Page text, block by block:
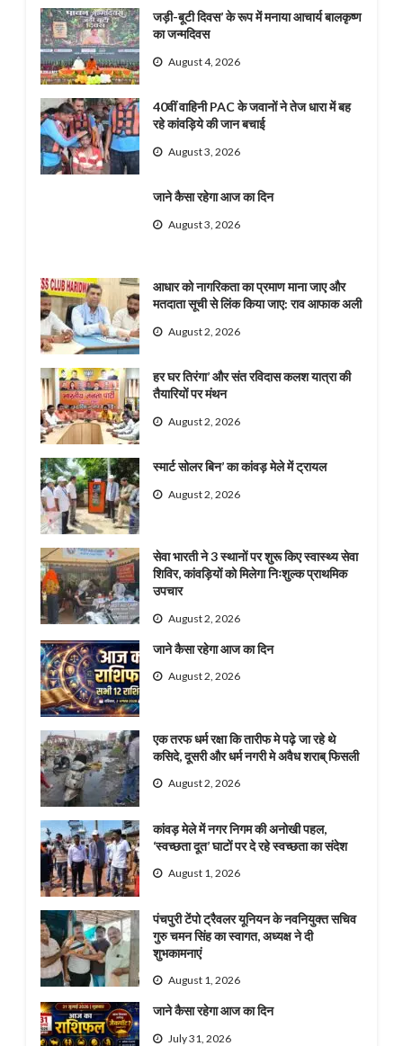
जड़ी-बूटी दिवस’ के रूप में मनाया आचार्य बालकृष्ण
का जन्मदिवस
August 4, 2026
40वीं वाहिनी PAC के जवानों ने तेज धारा में बह
रहे कांवड़िये की जान बचाई
August 3, 2026
जाने कैसा रहेगा आज का दिन
August 3, 2026
आधार को नागरिकता का प्रमाण माना जाए और
मतदाता सूची से लिंक किया जाए: राव आफाक अली
August 2, 2026
हर घर तिरंगा’ और संत रविदास कलश यात्रा की
तैयारियों पर मंथन
August 2, 2026
स्मार्ट सोलर बिन’ का कांवड़ मेले में ट्रायल
August 2, 2026
सेवा भारती ने 3 स्थानों पर शुरू किए स्वास्थ्य सेवा
शिविर, कांवड़ियों को मिलेगा निःशुल्क प्राथमिक
उपचार
August 2, 2026
जाने कैसा रहेगा आज का दिन
August 2, 2026
एक तरफ धर्म रक्षा कि तारीफ मे पढ़े जा रहे थे
कसिदे, दूसरी और धर्म नगरी मे अवैध शराब् फिसली
August 2, 2026
कांवड़ मेले में नगर निगम की अनोखी पहल,
‘स्वच्छता दूत’ घाटों पर दे रहे स्वच्छता का संदेश
August 1, 2026
पंचपुरी टेंपो ट्रैवलर यूनियन के नवनियुक्त सचिव
गुरु चमन सिंह का स्वागत, अध्यक्ष ने दी
शुभकामनाएं
August 1, 2026
जाने कैसा रहेगा आज का दिन
July 31, 2026